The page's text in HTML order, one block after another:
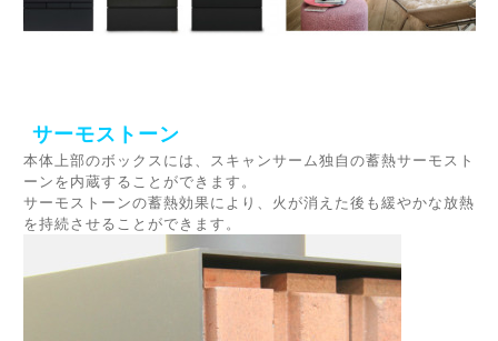
サーモストーン
本体上部のボックスには、スキャンサーム独自の蓄熱サーモスト
ーンを内蔵することができます。
サーモストーンの蓄熱効果により、火が消えた後も緩やかな放熱
を持続させることができます。